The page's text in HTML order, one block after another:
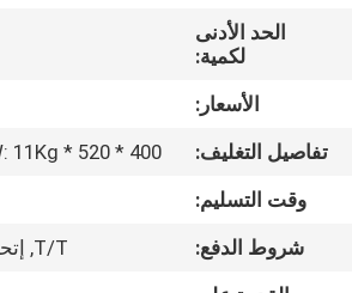
جولة
المعمل
رقابة
جودة
الحد الأدنى
لكمية:
الأسعار:
تفاصيل التغليف:
400 * 520 * 310mm / 48pcs GW: 11Kg
وقت التسليم:
شروط الدفع:
T/T, إتحاد غربيّ, باي بال, L/C